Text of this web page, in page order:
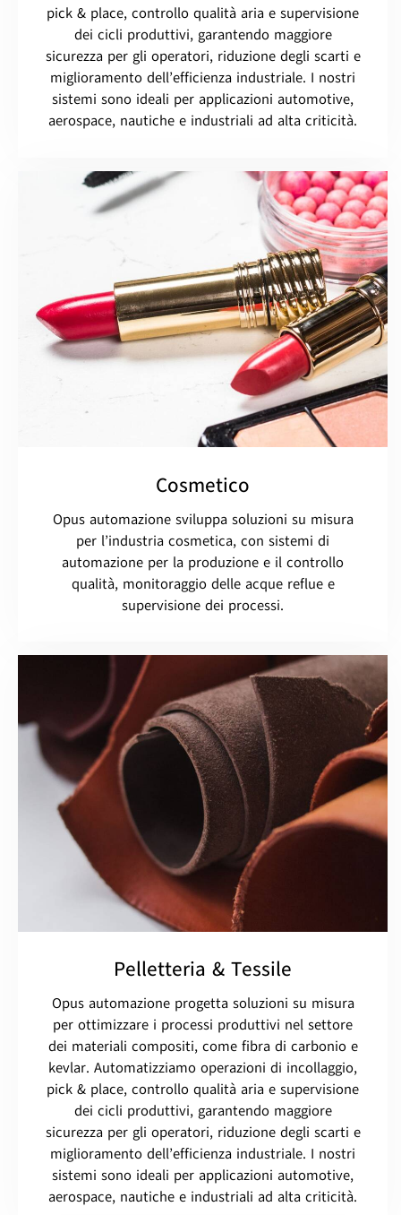
pick & place, controllo qualità aria e supervisione
dei cicli produttivi, garantendo maggiore
sicurezza per gli operatori, riduzione degli scarti e
miglioramento dell’efficienza industriale. I nostri
sistemi sono ideali per applicazioni automotive,
aerospace, nautiche e industriali ad alta criticità.
Cosmetico
Opus automazione sviluppa soluzioni su misura
per l’industria cosmetica, con sistemi di
automazione per la produzione e il controllo
qualità, monitoraggio delle acque reflue e
supervisione dei processi.
Pelletteria & Tessile
Opus automazione progetta soluzioni su misura
per ottimizzare i processi produttivi nel settore
dei materiali compositi, come fibra di carbonio e
kevlar. Automatizziamo operazioni di incollaggio,
pick & place, controllo qualità aria e supervisione
dei cicli produttivi, garantendo maggiore
sicurezza per gli operatori, riduzione degli scarti e
miglioramento dell’efficienza industriale. I nostri
sistemi sono ideali per applicazioni automotive,
aerospace, nautiche e industriali ad alta criticità.